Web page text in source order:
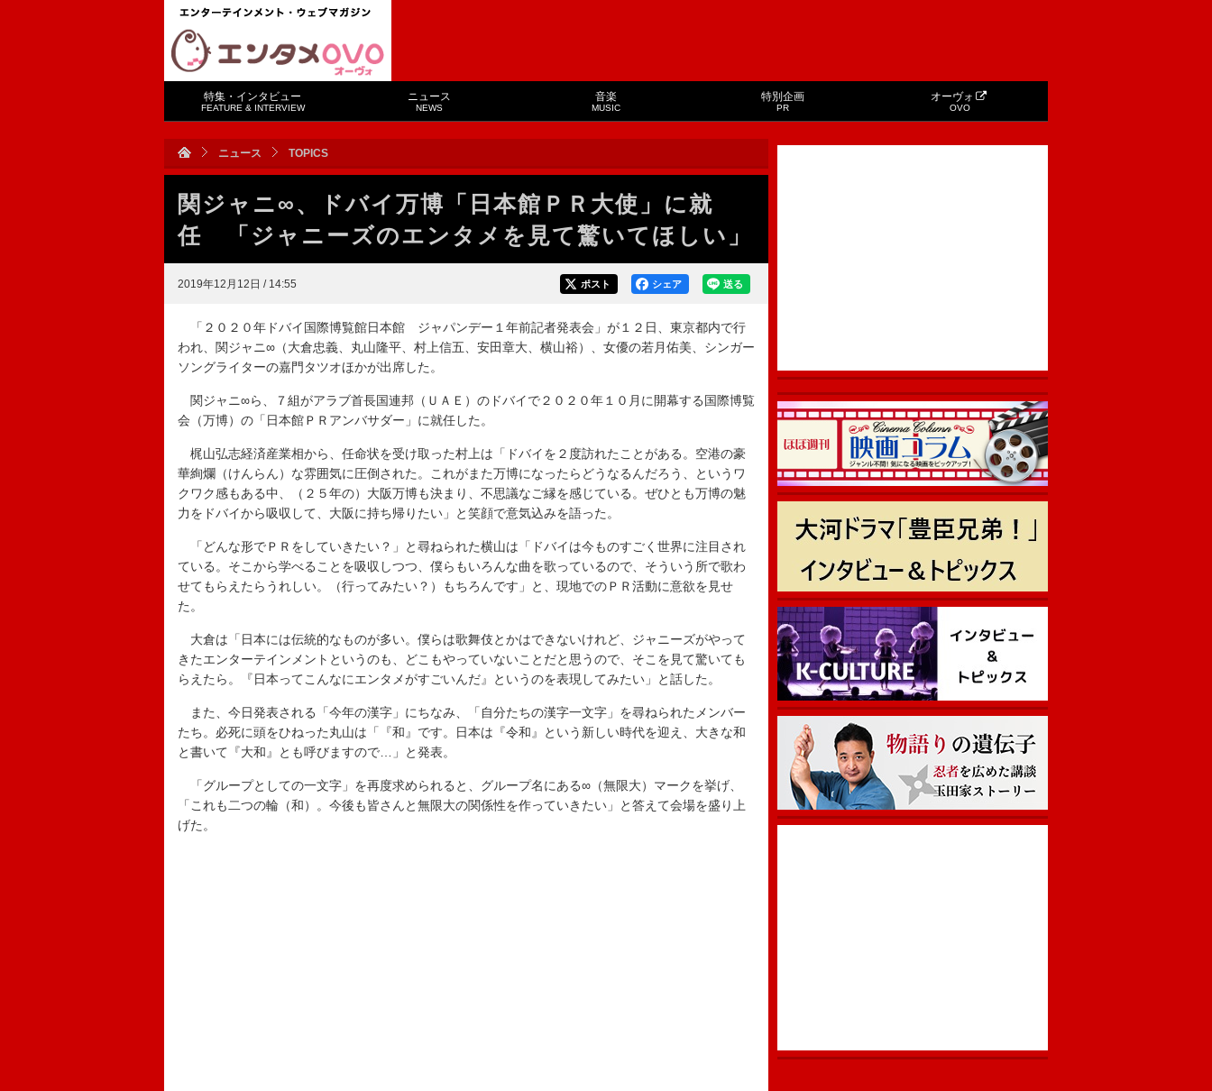
特集・インタビュー
FEATURE & INTERVIEW
ニュース
NEWS
音楽
MUSIC
特別企画
PR
オーヴォ
OVO
ニュース TOPICS
関ジャニ∞、ドバイ万博「日本館ＰＲ大使」に就
任 「ジャニーズのエンタメを見て驚いてほしい」
2019年12月12日 / 14:55 送る
シェア
ポスト
「２０２０年ドバイ国際博覧館日本館 ジャパンデー１年前記者発表会」が１２日、東京都内で行
われ、関ジャニ∞（大倉忠義、丸山隆平、村上信五、安田章大、横山裕）、女優の若月佑美、シンガー
ソングライターの嘉門タツオほかが出席した。
関ジャニ∞ら、７組がアラブ首長国連邦（ＵＡＥ）のドバイで２０２０年１０月に開幕する国際博覧
会（万博）の「日本館ＰＲアンバサダー」に就任した。
梶山弘志経済産業相から、任命状を受け取った村上は「ドバイを２度訪れたことがある。空港の豪
華絢爛（けんらん）な雰囲気に圧倒された。これがまた万博になったらどうなるんだろう、というワ
クワク感もある中、（２５年の）大阪万博も決まり、不思議なご縁を感じている。ぜひとも万博の魅
力をドバイから吸収して、大阪に持ち帰りたい」と笑顔で意気込みを語った。
「どんな形でＰＲをしていきたい？」と尋ねられた横山は「ドバイは今ものすごく世界に注目され
ている。そこから学べることを吸収しつつ、僕らもいろんな曲を歌っているので、そういう所で歌わ
せてもらえたらうれしい。（行ってみたい？）もちろんです」と、現地でのＰＲ活動に意欲を見せ
た。
大倉は「日本には伝統的なものが多い。僕らは歌舞伎とかはできないけれど、ジャニーズがやって
きたエンターテインメントというのも、どこもやっていないことだと思うので、そこを見て驚いても
らえたら。『日本ってこんなにエンタメがすごいんだ』というのを表現してみたい」と話した。
また、今日発表される「今年の漢字」にちなみ、「自分たちの漢字一文字」を尋ねられたメンバー
たち。必死に頭をひねった丸山は「『和』です。日本は『令和』という新しい時代を迎え、大きな和
と書いて『大和』とも呼びますので…」と発表。
「グループとしての一文字」を再度求められると、グループ名にある∞（無限大）マークを挙げ、
「これも二つの輪（和）。今後も皆さんと無限大の関係性を作っていきたい」と答えて会場を盛り上
げた。